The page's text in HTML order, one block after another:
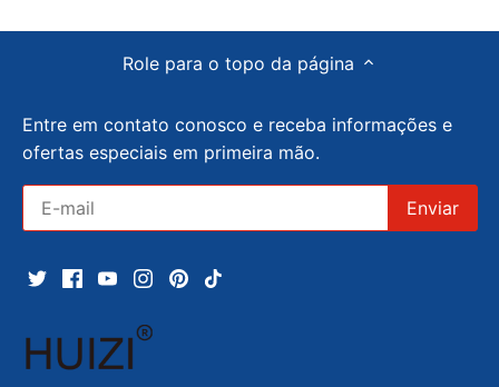
Role para o topo da página
Entre em contato conosco e receba informações e
ofertas especiais em primeira mão.